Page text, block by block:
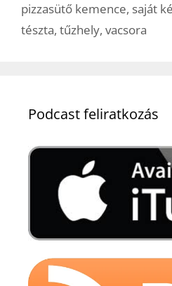
pizzasütő kemence, saját
tészta, tűzhely, vacsora
Podcast feliratkozás